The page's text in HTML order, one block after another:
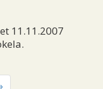
11.11.2007